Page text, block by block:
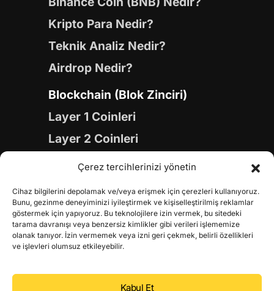
Çerez tercihlerinizi yönetin
Cihaz bilgilerini depolamak ve/veya erişmek için çerezleri kullanıyoruz.
Bunu, gezinme deneyiminizi iyileştirmek ve kişiselleştirilmiş reklamlar
göstermek için yapıyoruz. Bu teknolojilere izin vermek, bu sitedeki
tarama davranışı veya benzersiz kimlikler gibi verileri işlememize
olanak tanıyor. İzin vermemek veya izni geri çekmek, belirli özellikleri
ve işlevleri olumsuz etkileyebilir.
Kabul Et
Kripto Para Nedir?
Teknik Analiz Nedir?
Airdrop Nedir?
Blockchain (Blok Zinciri)
Layer 1 Coinleri
Layer 2 Coinleri
Yapay Zeka (AI) Coinleri
Gaming Coinleri
RWA Coinleri
DeFi Coinleri
DePIN Coinleri